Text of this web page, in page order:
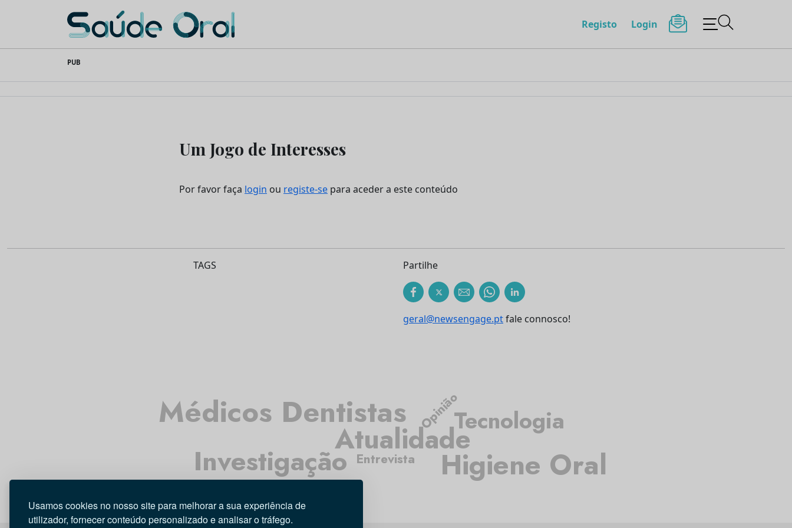
Usamos cookies no nosso site para melhorar a sua experiência de
utilizador, fornecer conteúdo personalizado e analisar o tráfego.
content
Saúde Oral Registo Login
PUB
Um Jogo de Interesses
Por favor faça login ou registe-se para aceder a este conteúdo
TAGS Partilhe
geral@newsengage.ptfale connosco!
Atualidade
Médicos Dentistas
Higiene Oral
Entrevista
OpiniãoTecnologia
Investigação